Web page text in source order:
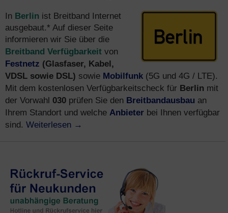
In Berlin ist Breitband Internet
ausgebaut.* Auf dieser Seite
informieren wir Sie über die
Breitband Verfügbarkeit von
Festnetz (Glasfaser, Kabel,
VDSL sowie DSL) sowie Mobilfunk (5G und 4G / LTE).
Mit dem kostenlosen Verfügbarkeitscheck für Berlin mit
der Vorwahl 030 prüfen Sie den Breitbandausbau an
Ihrem Standort und welche Anbieter bei Ihnen verfügbar
sind. Weiterlesen →